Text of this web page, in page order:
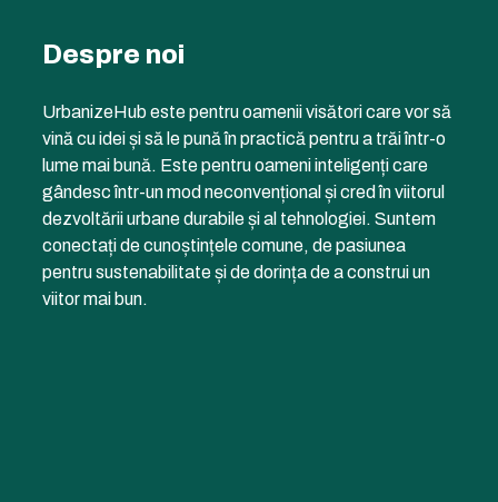
Despre noi
UrbanizeHub este pentru oamenii visători care vor să
vină cu idei și să le pună în practică pentru a trăi într-o
lume mai bună. Este pentru oameni inteligenți care
gândesc într-un mod neconvențional și cred în viitorul
dezvoltării urbane durabile și al tehnologiei. Suntem
conectați de cunoștințele comune, de pasiunea
pentru sustenabilitate și de dorința de a construi un
viitor mai bun.